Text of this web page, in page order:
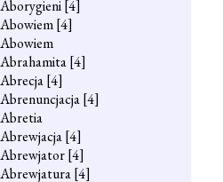
Aborygieni[4]
Abowiem[4]
Abowiem
Abrahamita[4]
Abrecja[4]
Abrenuncjacja[4]
Abretia
Abrewjacja[4]
Abrewjator[4]
Abrewjatura[4]